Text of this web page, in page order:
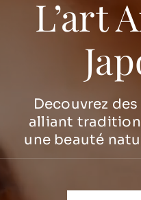
L’art
Decouvrez
alliant
une beauté